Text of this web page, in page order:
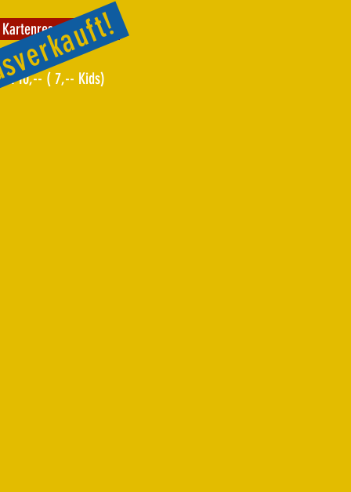
Kartenreservierung
10,-- ( 7,-- Kids)